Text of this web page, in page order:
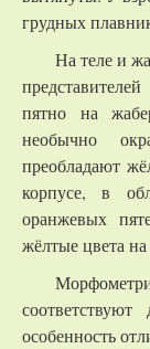
грудных
На теле и
пятно на
необычно
преобладают
корпусе, в
оранжевых
жёлтые цвета
особенность